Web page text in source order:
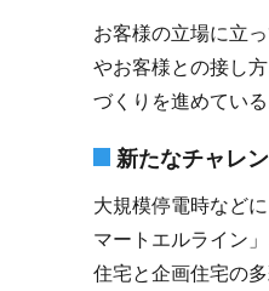
お客様の立場に立
やお客様との接し
づくりを進めてい
新たなチャレ
大規模停電時など
マートエルライン
住宅と企画住宅の